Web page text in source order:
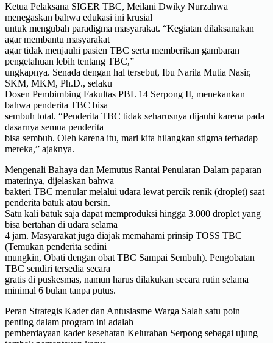
Ketua Pelaksana SIGER TBC, Meilani Dwiky Nurzahwa
menegaskan bahwa edukasi ini krusial
untuk mengubah paradigma masyarakat. “Kegiatan dilaksanakan
agar membantu masyarakat
agar tidak menjauhi pasien TBC serta memberikan gambaran
pengetahuan lebih tentang TBC,”
ungkapnya. Senada dengan hal tersebut, Ibu Narila Mutia Nasir,
SKM, MKM, Ph.D., selaku
Dosen Pembimbing Fakultas PBL 14 Serpong II, menekankan
bahwa penderita TBC bisa
sembuh total. “Penderita TBC tidak seharusnya dijauhi karena pada
dasarnya semua penderita
bisa sembuh. Oleh karena itu, mari kita hilangkan stigma terhadap
mereka,” ajaknya.
Mengenali Bahaya dan Memutus Rantai Penularan Dalam paparan
materinya, dijelaskan bahwa
bakteri TBC menular melalui udara lewat percik renik (droplet) saat
penderita batuk atau bersin.
Satu kali batuk saja dapat memproduksi hingga 3.000 droplet yang
bisa bertahan di udara selama
4 jam. Masyarakat juga diajak memahami prinsip TOSS TBC
(Temukan penderita sedini
mungkin, Obati dengan obat TBC Sampai Sembuh). Pengobatan
TBC sendiri tersedia secara
gratis di puskesmas, namun harus dilakukan secara rutin selama
minimal 6 bulan tanpa putus.
Peran Strategis Kader dan Antusiasme Warga Salah satu poin
penting dalam program ini adalah
pemberdayaan kader kesehatan Kelurahan Serpong sebagai ujung